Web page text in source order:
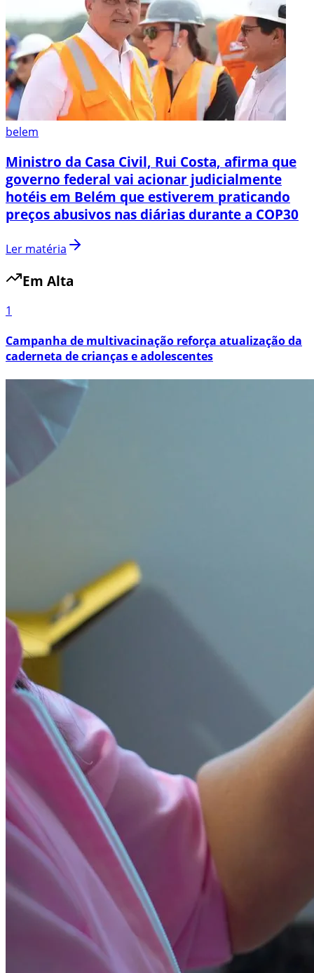
belem
Ministro da Casa Civil, Rui Costa, afirma que
governo federal vai acionar judicialmente
hotéis em Belém que estiverem praticando
preços abusivos nas diárias durante a COP30
Ler matéria
Em Alta
1
Campanha de multivacinação reforça atualização da
caderneta de crianças e adolescentes